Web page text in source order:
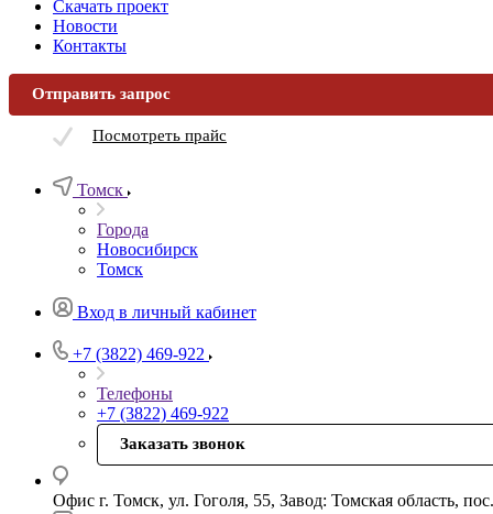
Скачать проект
Новости
Контакты
Отправить запрос
Посмотреть прайс
Томск
Города
Новосибирск
Томск
Вход в личный кабинет
+7 (3822) 469-922
Телефоны
+7 (3822) 469-922
Заказать звонок
Офис г. Томск, ул. Гоголя, 55, Завод: Томская область,